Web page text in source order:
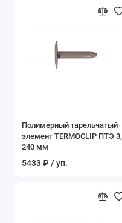
Полимерный тарельчатый
элемент TERMOCLIP ПТЭ 3,
240 мм
5433 ₽ / уп.